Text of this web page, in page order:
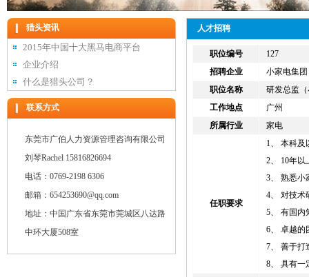
猎头资讯
2015年中国十大黑马电商平台
企业介绍
什么是猎头公司？
联系方式
东莞市广伯人力资源管理咨询有限公司
刘琴Rachel 15816826694
电话：0769-2198 6306
邮箱：654253690@qq.com
地址：中国广东省东莞市莞城区八达路
中环大厦508室
人才招聘
职位编号
127
招聘企业
小家电集团
职位名称
研发总监
工作地点
广州
所属行业
家电
任职要求
1、 本科及
2、 10年
3、 熟悉小
4、 对技术
5、 有国内
6、 卓越的
7、 善于打
8、 具有一